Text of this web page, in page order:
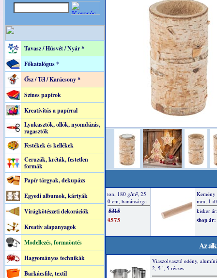
Tavasz / Húsvét / Nyár *
Főkatalógus *
Ősz / Tél / Karácsony *
Színes papírok
Kreatívitás a papírral
Lyukasztók, ollók, nyomdázás,
ragasztók
Festékek és kellékek
Ceruzák, kréták, festetlen
formák
Papír tárgyak, dekupázs
Egyedi albumok, kártyák
Virágkötészeti dekorációk
Kreatív alapanyagok
Modellezés, formaöntés
Hagyományos technikák
Barkácsfilc, textil
Az
Viaszolvasztó edény,
2, 5 l, 5 részes